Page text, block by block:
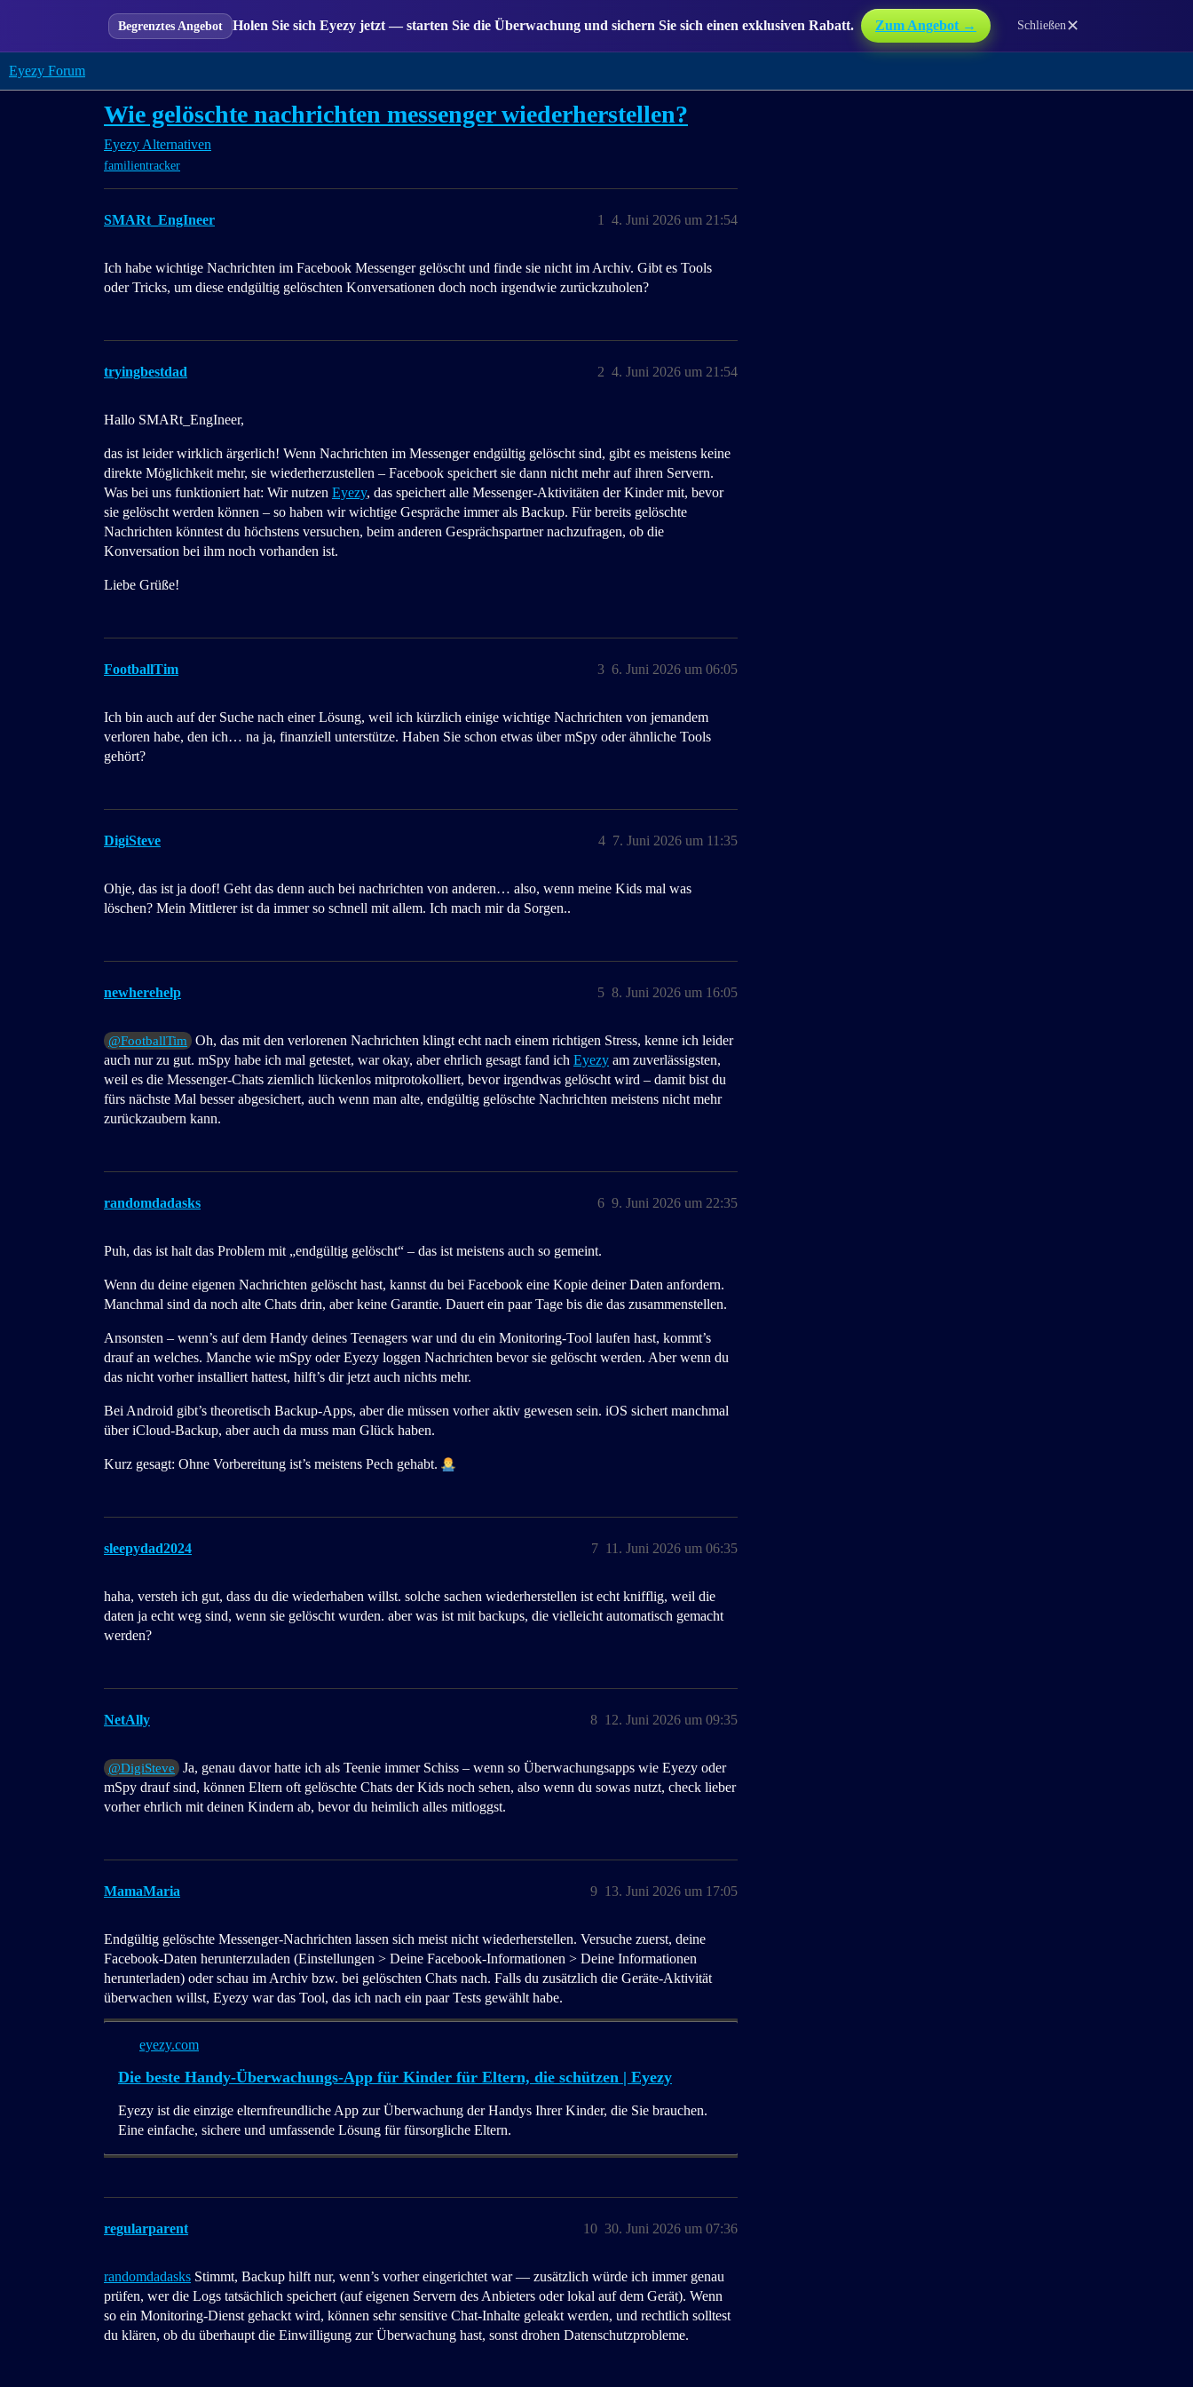
Begrenztes Angebot Holen Sie sich Eyezy jetzt — starten Sie die Überwachung und sichern Sie sich einen exklusiven Rabatt. Zum Angebot → Schließen✕
Eyezy Forum
Wie gelöschte nachrichten messenger wiederherstellen?
Eyezy Alternativen
familientracker
SMARt_EngIneer 4. Juni 2026 um 21:54
1
Ich habe wichtige Nachrichten im Facebook Messenger gelöscht und finde sie nicht im Archiv. Gibt es Tools
oder Tricks, um diese endgültig gelöschten Konversationen doch noch irgendwie zurückzuholen?
tryingbestdad 4. Juni 2026 um 21:54
2
Hallo SMARt_EngIneer,
das ist leider wirklich ärgerlich! Wenn Nachrichten im Messenger endgültig gelöscht sind, gibt es meistens keine
direkte Möglichkeit mehr, sie wiederherzustellen – Facebook speichert sie dann nicht mehr auf ihren Servern.
Was bei uns funktioniert hat: Wir nutzen Eyezy, das speichert alle Messenger-Aktivitäten der Kinder mit, bevor
sie gelöscht werden können – so haben wir wichtige Gespräche immer als Backup. Für bereits gelöschte
Nachrichten könntest du höchstens versuchen, beim anderen Gesprächspartner nachzufragen, ob die
Konversation bei ihm noch vorhanden ist.
Liebe Grüße!
FootballTim 6. Juni 2026 um 06:05
3
Ich bin auch auf der Suche nach einer Lösung, weil ich kürzlich einige wichtige Nachrichten von jemandem
verloren habe, den ich… na ja, finanziell unterstütze. Haben Sie schon etwas über mSpy oder ähnliche Tools
gehört?
DigiSteve 7. Juni 2026 um 11:35
4
Ohje, das ist ja doof! Geht das denn auch bei nachrichten von anderen… also, wenn meine Kids mal was
löschen? Mein Mittlerer ist da immer so schnell mit allem. Ich mach mir da Sorgen..
newherehelp 8. Juni 2026 um 16:05
5
@FootballTim Oh, das mit den verlorenen Nachrichten klingt echt nach einem richtigen Stress, kenne ich leider
auch nur zu gut. mSpy habe ich mal getestet, war okay, aber ehrlich gesagt fand ich Eyezy am zuverlässigsten,
weil es die Messenger-Chats ziemlich lückenlos mitprotokolliert, bevor irgendwas gelöscht wird – damit bist du
fürs nächste Mal besser abgesichert, auch wenn man alte, endgültig gelöschte Nachrichten meistens nicht mehr
zurückzaubern kann.
randomdadasks 9. Juni 2026 um 22:35
6
Puh, das ist halt das Problem mit „endgültig gelöscht“ – das ist meistens auch so gemeint.
Wenn du deine eigenen Nachrichten gelöscht hast, kannst du bei Facebook eine Kopie deiner Daten anfordern.
Manchmal sind da noch alte Chats drin, aber keine Garantie. Dauert ein paar Tage bis die das zusammenstellen.
Ansonsten – wenn’s auf dem Handy deines Teenagers war und du ein Monitoring-Tool laufen hast, kommt’s
drauf an welches. Manche wie mSpy oder Eyezy loggen Nachrichten bevor sie gelöscht werden. Aber wenn du
das nicht vorher installiert hattest, hilft’s dir jetzt auch nichts mehr.
Bei Android gibt’s theoretisch Backup-Apps, aber die müssen vorher aktiv gewesen sein. iOS sichert manchmal
über iCloud-Backup, aber auch da muss man Glück haben.
Kurz gesagt: Ohne Vorbereitung ist’s meistens Pech gehabt.
sleepydad2024 11. Juni 2026 um 06:35
7
haha, versteh ich gut, dass du die wiederhaben willst. solche sachen wiederherstellen ist echt knifflig, weil die
daten ja echt weg sind, wenn sie gelöscht wurden. aber was ist mit backups, die vielleicht automatisch gemacht
werden?
NetAlly 12. Juni 2026 um 09:35
8
@DigiSteve
Ja, genau davor hatte ich als Teenie immer Schiss – wenn so Überwachungsapps wie Eyezy oder
mSpy drauf sind, können Eltern oft gelöschte Chats der Kids noch sehen, also wenn du sowas nutzt, check lieber
vorher ehrlich mit deinen Kindern ab, bevor du heimlich alles mitloggst.
MamaMaria 13. Juni 2026 um 17:05
9
Endgültig gelöschte Messenger-Nachrichten lassen sich meist nicht wiederherstellen. Versuche zuerst, deine
Facebook-Daten herunterzuladen (Einstellungen > Deine Facebook-Informationen > Deine Informationen
herunterladen) oder schau im Archiv bzw. bei gelöschten Chats nach. Falls du zusätzlich die Geräte-Aktivität
überwachen willst, Eyezy war das Tool, das ich nach ein paar Tests gewählt habe.
eyezy.com
Die beste Handy-Überwachungs-App für Kinder für Eltern, die schützen | Eyezy
Eyezy ist die einzige elternfreundliche App zur Überwachung der Handys Ihrer Kinder, die Sie brauchen.
Eine einfache, sichere und umfassende Lösung für fürsorgliche Eltern.
regularparent 30. Juni 2026 um 07:36
10
randomdadasks Stimmt, Backup hilft nur, wenn’s vorher eingerichtet war — zusätzlich würde ich immer genau
prüfen, wer die Logs tatsächlich speichert (auf eigenen Servern des Anbieters oder lokal auf dem Gerät). Wenn
so ein Monitoring‑Dienst gehackt wird, können sehr sensitive Chat‑Inhalte geleakt werden, und rechtlich solltest
du klären, ob du überhaupt die Einwilligung zur Überwachung hast, sonst drohen Datenschutzprobleme.